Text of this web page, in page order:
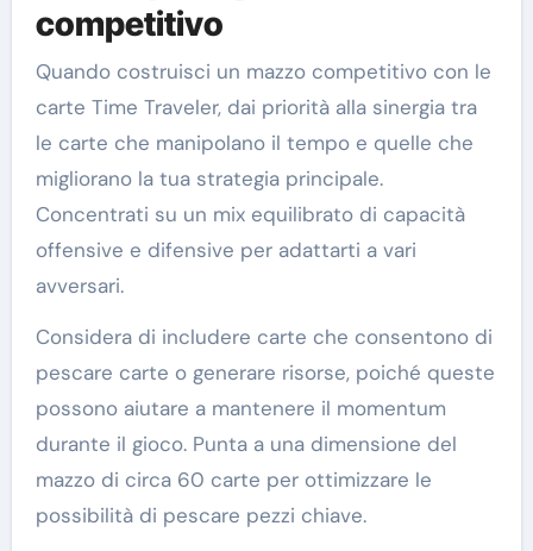
competitivo
Quando costruisci un mazzo competitivo con le
carte Time Traveler, dai priorità alla sinergia tra
le carte che manipolano il tempo e quelle che
migliorano la tua strategia principale.
Concentrati su un mix equilibrato di capacità
offensive e difensive per adattarti a vari
avversari.
Considera di includere carte che consentono di
pescare carte o generare risorse, poiché queste
possono aiutare a mantenere il momentum
durante il gioco. Punta a una dimensione del
mazzo di circa 60 carte per ottimizzare le
possibilità di pescare pezzi chiave.